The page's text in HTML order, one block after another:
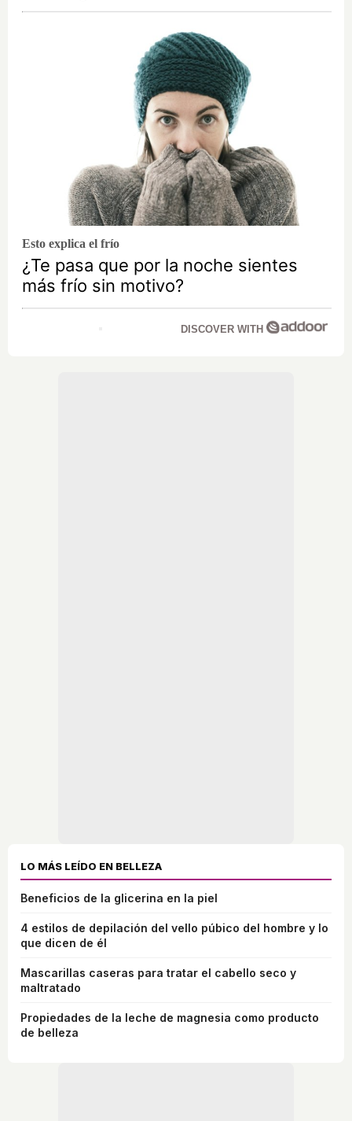
Esto explica el frío
¿Te pasa que por la noche sientes
más frío sin motivo?
DISCOVER WITH
LO MÁS LEÍDO EN BELLEZA
Beneficios de la glicerina en la piel
4 estilos de depilación del vello púbico del hombre y lo
que dicen de él
Mascarillas caseras para tratar el cabello seco y
maltratado
Propiedades de la leche de magnesia como producto
de belleza